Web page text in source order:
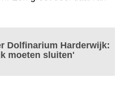
Dolfinarium Harderwijk:
moeten sluiten'